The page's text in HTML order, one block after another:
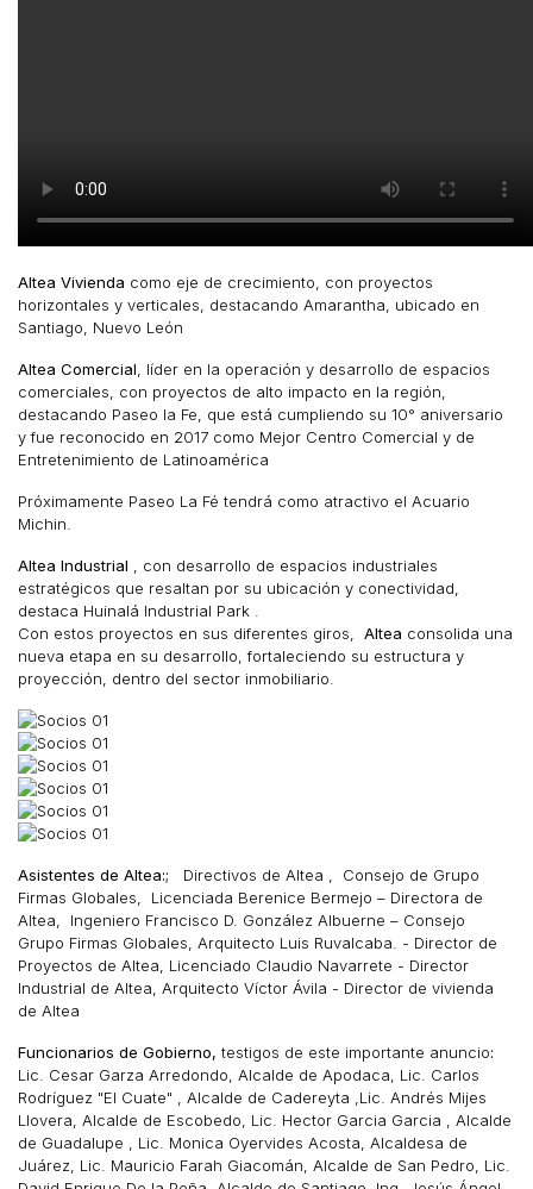
Altea Vivienda como eje de crecimiento, con proyectos
horizontales y verticales, destacando Amarantha, ubicado en
Santiago, Nuevo León
Altea Comercial , líder en la operación y desarrollo de espacios
comerciales, con proyectos de alto impacto en la región,
destacando Paseo la Fe, que está cumpliendo su 10° aniversario
y fue reconocido en 2017 como Mejor Centro Comercial y de
Entretenimiento de Latinoamérica
Próximamente Paseo La Fé tendrá como atractivo el Acuario
Michin.
Altea Industrial , con desarrollo de espacios industriales
estratégicos que resaltan por su ubicación y conectividad,
destaca Huinalá Industrial Park .
Con estos proyectos en sus diferentes giros,
Altea consolida una
nueva etapa en su desarrollo, fortaleciendo su estructura y
proyección, dentro del sector inmobiliario.
Asistentes de Altea:; Directivos de Altea , Consejo de Grupo
Firmas Globales, Licenciada Berenice Bermejo – Directora de
Altea, Ingeniero Francisco D. González Albuerne – Consejo
Grupo Firmas Globales, Arquitecto Luis Ruvalcaba. - Director de
Proyectos de Altea, Licenciado Claudio Navarrete - Director
Industrial de Altea, Arquitecto Víctor Ávila - Director de vivienda
de Altea
Funcionarios de Gobierno, testigos de este importante anuncio:
Lic. Cesar Garza Arredondo, Alcalde de Apodaca, Lic. Carlos
Rodríguez "El Cuate" , Alcalde de Cadereyta ,Lic. Andrés Mijes
Llovera, Alcalde de Escobedo, Lic. Hector Garcia Garcia , Alcalde
de Guadalupe , Lic. Monica Oyervides Acosta, Alcaldesa de
Juárez, Lic. Mauricio Farah Giacomán, Alcalde de San Pedro, Lic.